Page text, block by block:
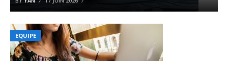
EQUIPE